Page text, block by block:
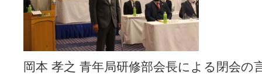
岡本 孝之 青年局研修部会長による閉会の